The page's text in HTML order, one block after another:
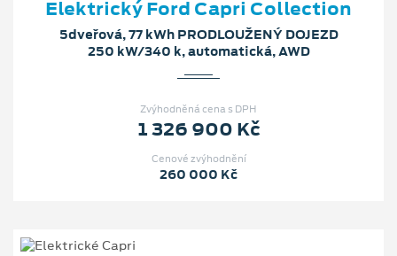
Elektrický Ford Capri Collection
5dveřová, 77 kWh PRODLOUŽENÝ DOJEZD
250 kW/340 k, automatická, AWD
Zvýhodněná cena s DPH
1 326 900 Kč
Cenové zvýhodnění
260 000 Kč